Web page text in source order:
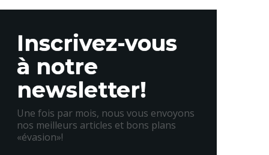
Inscrivez-vous
à notre
newsletter!
Une fois par mois, nous vous envoyons
nos meilleurs articles et bons plans
«évasion»!